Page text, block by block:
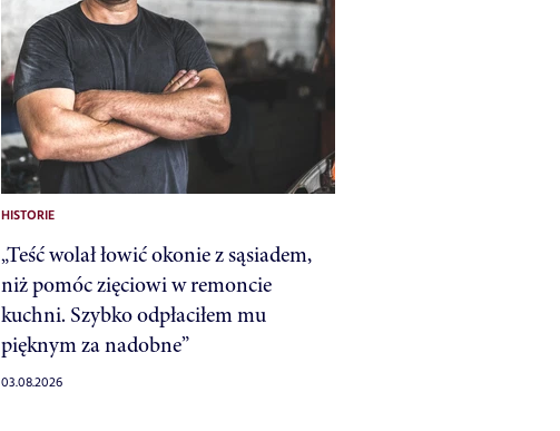
HISTORIE
„Teść wolał łowić okonie z sąsiadem,
niż pomóc zięciowi w remoncie
kuchni. Szybko odpłaciłem mu
pięknym za nadobne”
03.08.2026